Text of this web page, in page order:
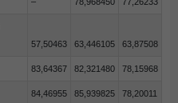
57,50463 63,446105 63,87508
83,64367 82,321480 78,15968
84,46955 85,939825 78,20011